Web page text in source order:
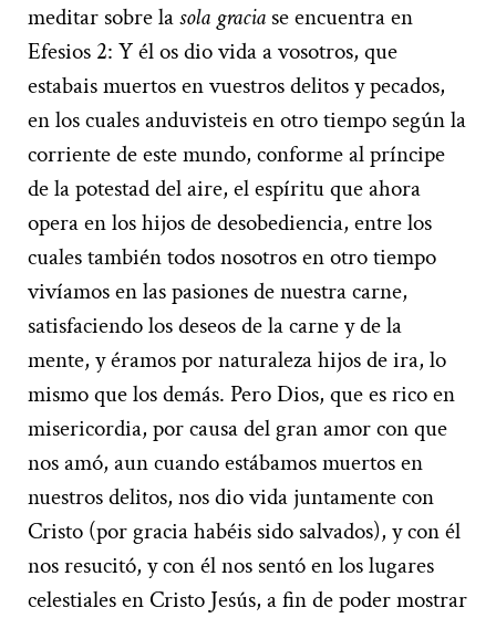
meditar sobre lasola gracia se encuentra en
Efesios 2: Y él os dio vida a vosotros, que
estabais muertos en vuestros delitos y pecados,
en los cuales anduvisteis en otro tiempo según la
corriente de este mundo, conforme al príncipe
de la potestad del aire, el espíritu que ahora
opera en los hijos de desobediencia, entre los
cuales también todos nosotros en otro tiempo
vivíamos en las pasiones de nuestra carne,
satisfaciendo los deseos de la carne y de la
mente, y éramos por naturaleza hijos de ira, lo
mismo que los demás. Pero Dios, que es rico en
misericordia, por causa del gran amor con que
nos amó, aun cuando estábamos muertos en
nuestros delitos, nos dio vida juntamente con
Cristo (por gracia habéis sido salvados), y con él
nos resucitó, y con él nos sentó en los lugares
celestiales en Cristo Jesús, a fin de poder mostrar